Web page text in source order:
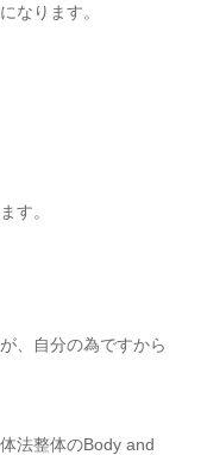
なります。
す。
、自分の為ですから
法整体のBody and